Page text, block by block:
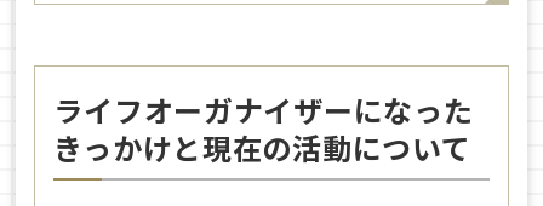
ライフオーガナイザーになった
きっかけと現在の活動について